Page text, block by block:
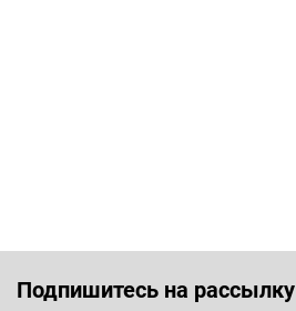
Подпишитесь на рассылку